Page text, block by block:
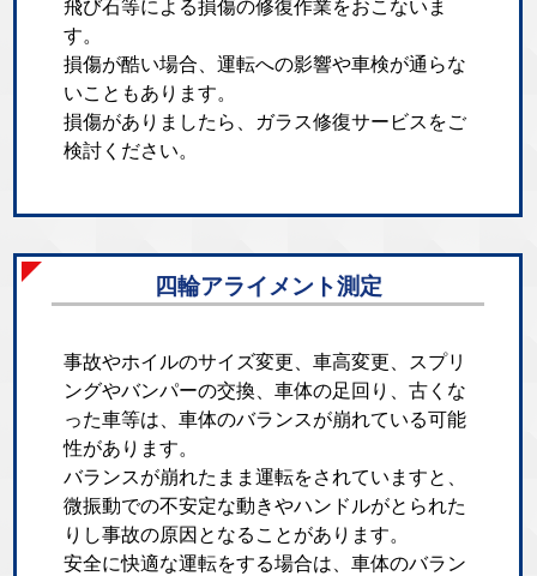
飛び石等による損傷の修復作業をおこないま
す。
損傷が酷い場合、運転への影響や車検が通らな
いこともあります。
損傷がありましたら、ガラス修復サービスをご
検討ください。
四輪アライメント測定
事故やホイルのサイズ変更、車高変更、スプリ
ングやバンパーの交換、車体の足回り、古くな
った車等は、車体のバランスが崩れている可能
性があります。
バランスが崩れたまま運転をされていますと、
微振動での不安定な動きやハンドルがとられた
りし事故の原因となることがあります。
安全に快適な運転をする場合は、車体のバラン